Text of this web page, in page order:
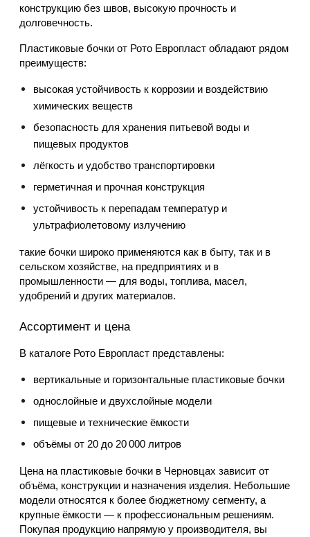
конструкцию без швов, высокую прочность и
долговечность.
Пластиковые бочки от Рото Европласт обладают рядом
преимуществ:
высокая устойчивость к коррозии и воздействию
химических веществ
безопасность для хранения питьевой воды и
пищевых продуктов
лёгкость и удобство транспортировки
герметичная и прочная конструкция
устойчивость к перепадам температур и
ультрафиолетовому излучению
такие бочки широко применяются как в быту, так и в
сельском хозяйстве, на предприятиях и в
промышленности — для воды, топлива, масел,
удобрений и других материалов.
Ассортимент и цена
В каталоге Рото Европласт представлены:
вертикальные и горизонтальные пластиковые бочки
однослойные и двухслойные модели
пищевые и технические ёмкости
объёмы от 20 до 20 000 литров
Цена на пластиковые бочки в Черновцах зависит от
объёма, конструкции и назначения изделия. Небольшие
модели относятся к более бюджетному сегменту, а
крупные ёмкости — к профессиональным решениям.
Покупая продукцию напрямую у производителя, вы